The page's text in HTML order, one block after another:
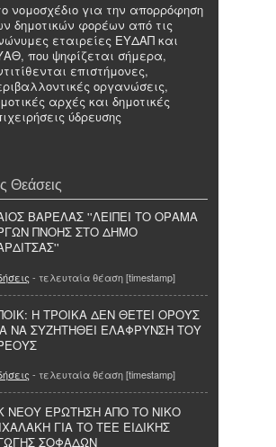
νομοσχέδιο για την απορρόφηση
δημοτικών φορέων από τις
εταιρείες ΕΥΔΑΠ και
που ψηφίζεται σήμερα,
επιστήμονες,
οργανώσεις,
αρχές και δημοτικές
ύδρευσης
Θεάσεις
ΒΑΡΕΛΑΣ ''ΛΕΙΠΕΙ ΤΟ ΟΡΑΜΑ
ΠΝΟΗΣ ΣΤΟ ΔΗΜΟ
- τελευταία θέαση [timestamp]
Η ΤΡΟΙΚΑ ΔΕΝ ΘΕΤΕΙ ΟΡΟΥΣ
ΝΑ ΣΥΖΗΤΗΘΕΙ ΕΛΑΦΡΥΝΣΗ ΤΟΥ
- τελευταία θέαση [timestamp]
ΝΕΟΥ ΕΡΩΤΗΣΗ ΑΠΟ ΤΟ ΝΙΚΟ
ΓΙΑ ΤΟ ΤΕΕ ΕΙΔΙΚΗΣ
ΣΟΦΑΔΩΝ